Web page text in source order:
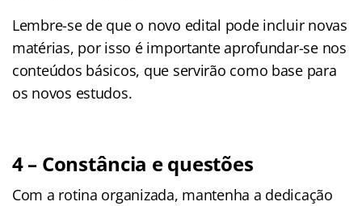
Lembre-se de que o novo edital pode incluir novas
matérias, por isso é importante aprofundar-se nos
conteúdos básicos, que servirão como base para
os novos estudos.
4 – Constância e questões
Com a rotina organizada, mantenha a dedicação